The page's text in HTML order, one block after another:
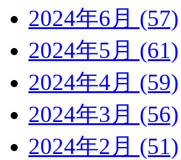
2024年6月 (57)
2024年5月 (61)
2024年4月 (59)
2024年3月 (56)
2024年2月 (51)